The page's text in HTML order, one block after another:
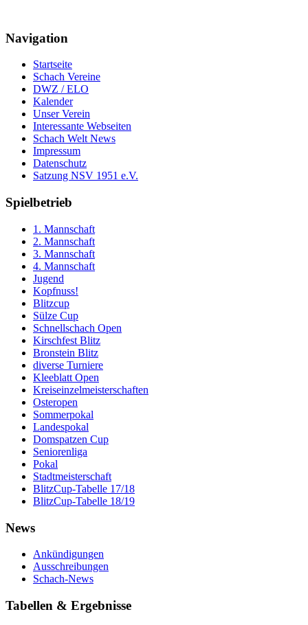
Navigation
Startseite
Schach Vereine
DWZ / ELO
Kalender
Unser Verein
Interessante Webseiten
Schach Welt News
Impressum
Datenschutz
Satzung NSV 1951 e.V.
Spielbetrieb
1. Mannschaft
2. Mannschaft
3. Mannschaft
4. Mannschaft
Jugend
Kopfnuss!
Blitzcup
Sülze Cup
Schnellschach Open
Kirschfest Blitz
Bronstein Blitz
diverse Turniere
Kleeblatt Open
Kreiseinzelmeisterschaften
Osteropen
Sommerpokal
Landespokal
Domspatzen Cup
Seniorenliga
Pokal
Stadtmeisterschaft
BlitzCup-Tabelle 17/18
BlitzCup-Tabelle 18/19
News
Ankündigungen
Ausschreibungen
Schach-News
Tabellen & Ergebnisse